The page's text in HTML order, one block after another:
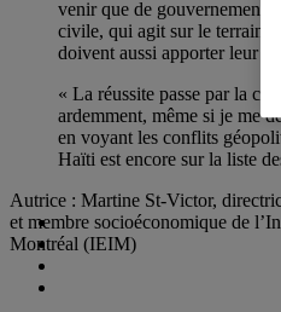
venir que de
civile, qui agit sur le terrain, il
doivent aussi apporter leur
« La réussite passe par la
ardemment, même si je me
en voyant les conflits
Haïti est encore sur la liste
Autrice : Martine St-Victor,
et membre socioéconomique de
Montréal (IEIM)